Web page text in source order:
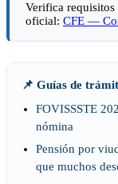
Verifica requisitos
oficial: CFE —
📌 Guías de
FOVISSSTE
nómina
Pensión por
que muchos